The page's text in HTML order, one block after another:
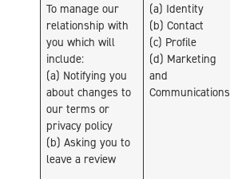
To manage our
relationship with
you which will
include:
(a) Notifying you
about changes to
our terms or
privacy policy
(b) Asking you to
leave a review
(a) Identity
(b) Contact
(c) Profile
(d) Marketing
and
Communications